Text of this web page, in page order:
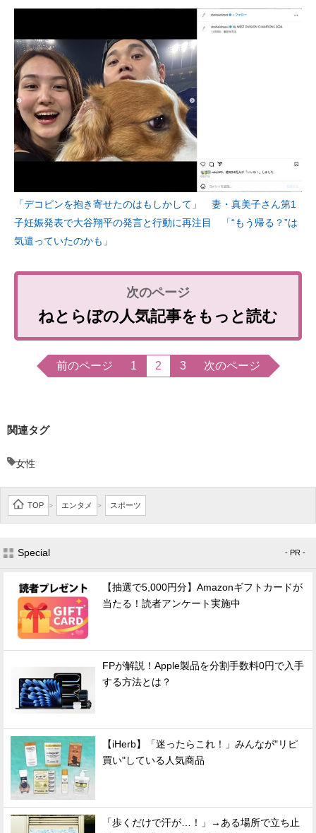
「デコピンを抱き寄せたのはもしかして」 妻・真美子さん第1
子妊娠発表で大谷翔平の発言と行動に再注目 「“もう帰る？”は
気遣っていたのかも」
ねとらぼの人気記事をもっと読む
前のページ 1 2 3 次のページ
関連タグ
女性
TOP > エンタメ > スポーツ
Special - PR -
【抽選で5,000円分】Amazonギフトカードが
当たる！読者アンケート実施中
FPが解説！Apple製品を分割手数料0円で入手
する方法とは？
【iHerb】「迷ったらこれ！」みんなが"リピ
買い"している人気商品
「歩くだけで汗が…！」→ある場所で立ち止